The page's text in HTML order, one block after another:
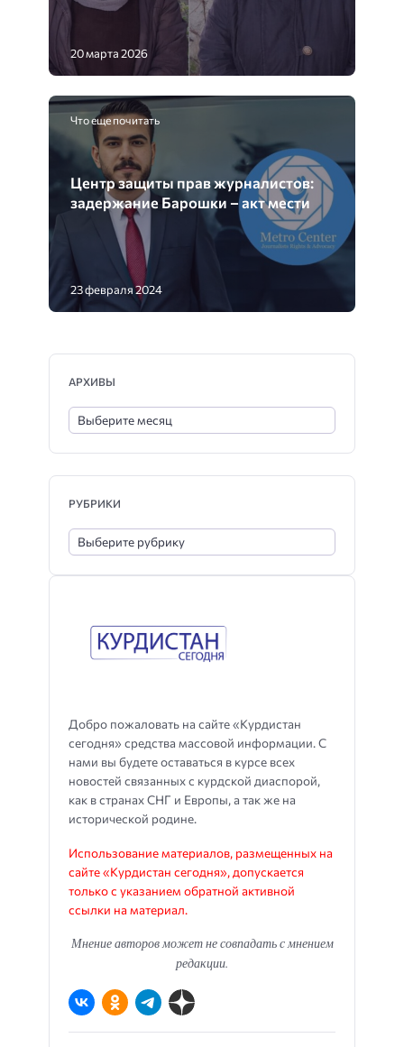
20 марта 2026
Что еще почитать
Центр защиты прав журналистов:
задержание Барошки – акт мести
23 февраля 2024
Добро пожаловать на сайте «Курдистан
сегодня» средства массовой информации. С
нами вы будете оставаться в курсе всех
новостей связанных с курдской диаспорой,
как в странах СНГ и Европы, а так же на
исторической родине.
Использование материалов, размещенных на
сайте «Курдистан сегодня», допускается
только с указанием обратной активной
ссылки на материал.
Мнение авторов может не совпадать с мнением
редакции.
АРХИВЫ
РУБРИКИ